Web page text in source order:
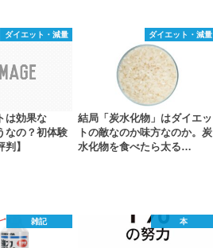
ダイエット・減量
は効果な
なの？初体験
】
ダイエット・減量
結局「炭水化物」はダイエッ
トの敵なのか味方なのか。炭
水化物を食べたら太る…
雑記 本